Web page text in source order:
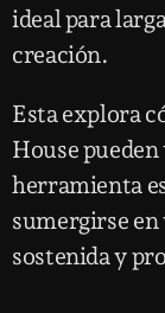
ideal para
creación.
Esta explora
House
herramienta
sumergirse
sostenida y